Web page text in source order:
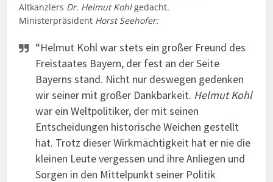
Altkanzlers Dr. Helmut Kohlgedacht.
Ministerpräsident Horst Seehofer:
“Helmut Kohl war stets ein großer Freund des
Freistaates Bayern, der fest an der Seite
Bayerns stand. Nicht nur deswegen gedenken
wir seiner mit großer Dankbarkeit. Helmut Kohl
war ein Weltpolitiker, der mit seinen
Entscheidungen historische Weichen gestellt
hat. Trotz dieser Wirkmächtigkeit hat er nie die
kleinen Leute vergessen und ihre Anliegen und
Sorgen in den Mittelpunkt seiner Politik